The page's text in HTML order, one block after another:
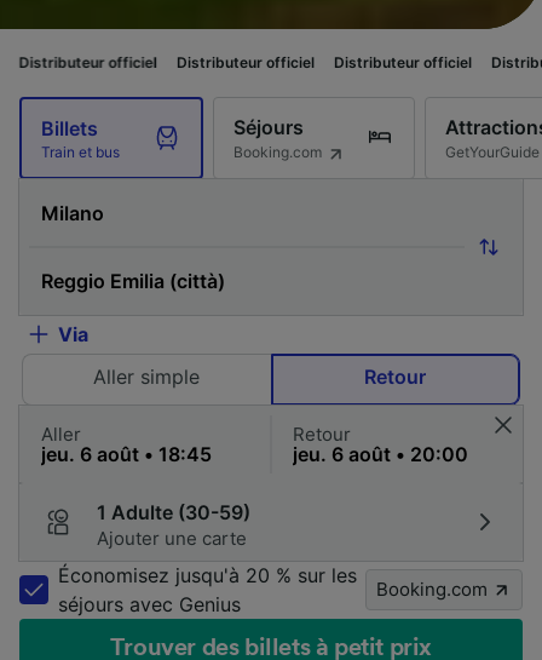
officiel Distributeur officiel Distributeur officiel Distributeur
Billets
Train et bus
Séjours
Booking.com GetYourGuide
Via
Aller simple
Retour
Aller Retour
1 Adulte (30-59)
Ajouter une carte
Économisez jusqu'à 20 % sur les
séjours avec Genius
Booking.com
Trouver des billets à petit prix